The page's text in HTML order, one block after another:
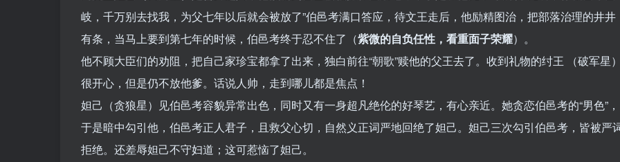
岐，千万别去找我，为父七年以后就会被放了”伯邑考满口答应，待文王走后，他励精图治，把部落治理的井井
有条，当马上要到第七年的时候，伯邑考终于忍不住了（紫微的自负任性，看重面子荣耀）。
他不顾大臣们的劝阻，把自己家珍宝都拿了出来，独白前往“朝歌”赎他的父王去了。收到礼物的纣王 （破军星）
很开心，但是仍不放他爹。话说人帅，走到哪儿都是焦点！
妲己（贪狼星）见伯邑考容貌异常出色，同时又有一身超凡绝伦的好琴艺，有心亲近。她贪恋伯邑考的“男色”，
于是暗中勾引他，伯邑考正人君子，且救父心切，自然义正词严地回绝了妲己。妲己三次勾引伯邑考，皆被严
拒绝。还差辱妲己不守妇道；这可惹恼了妲己。